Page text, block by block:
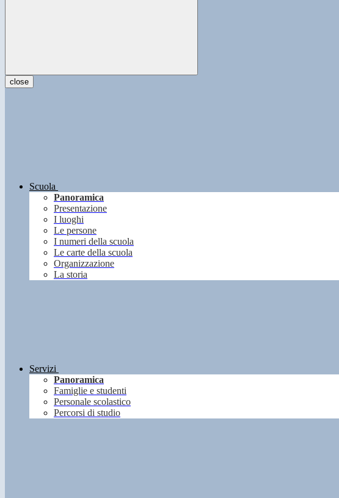
close
Scuola
Panoramica
Presentazione
I luoghi
Le persone
I numeri della scuola
Le carte della scuola
Organizzazione
La storia
Servizi
Panoramica
Famiglie e studenti
Personale scolastico
Percorsi di studio